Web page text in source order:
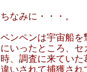
ちなみに・・・。
ペンペンは宇宙船
にいったところ、
時、調査に来てい
違いされて捕獲さ